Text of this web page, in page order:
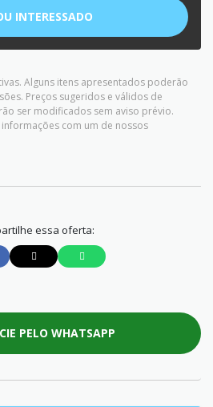
INTERESSADO
Alguns itens apresentados poderão
Preços sugeridos e válidos de
ser modificados sem aviso prévio.
com um de nossos
essa oferta:
PELO WHATSAPP